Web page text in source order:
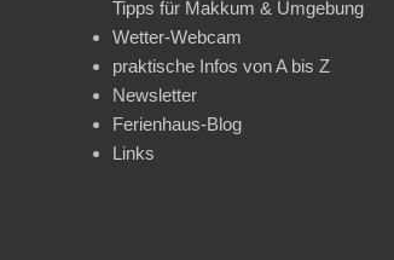
Tipps für Makkum & Umgebung
Wetter-Webcam
praktische Infos von A bis Z
Newsletter
Ferienhaus-Blog
Links